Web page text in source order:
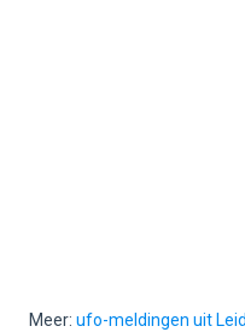
Meer: ufo-meldingen uit